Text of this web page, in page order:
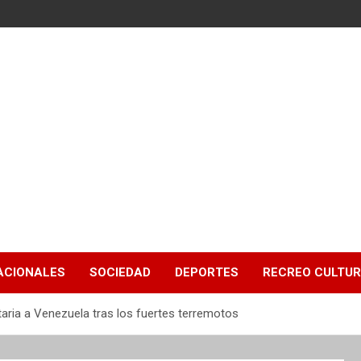
SOCIEDAD DEPORTES RECREO
a Venezuela tras los fuertes terremotos